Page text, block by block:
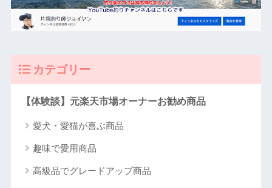
カテゴリー
【体験談】元楽天市場オーナーお勧め商品
愛犬・愛猫が喜ぶ商品
趣味で愛用商品
高級品でグレードアップ商品